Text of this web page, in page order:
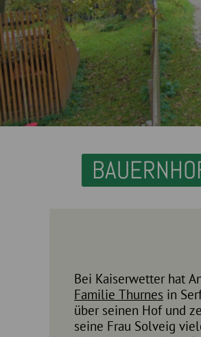
Bei Kaiserwetter hat
Familie Thurnes in
über seinen Hof und
seine Frau Solveig